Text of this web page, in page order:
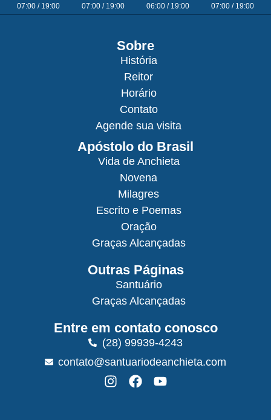
07:00 / 19:00 07:00 / 19:00 06:00 / 19:00 07:00 / 19:00
Sobre
História
Reitor
Horário
Contato
Agende sua visita
Apóstolo do Brasil
Vida de Anchieta
Novena
Milagres
Escrito e Poemas
Oração
Graças Alcançadas
Outras Páginas
Santuário
Graças Alcançadas
Entre em contato conosco
(28) 99939-4243
contato@santuariodeanchieta.com